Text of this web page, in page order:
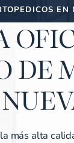
EN
DE
más alta